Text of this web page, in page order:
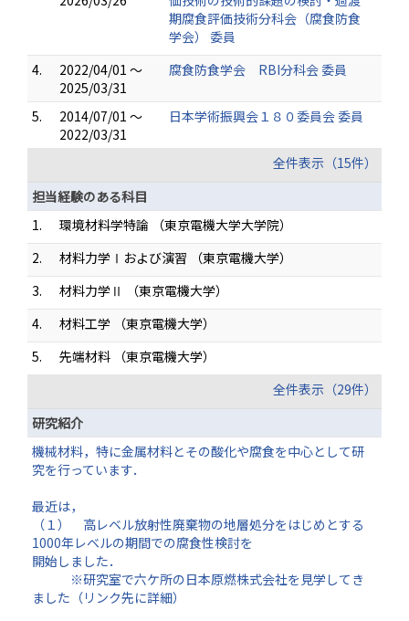
期腐食評価技術分科会（腐食防食
学会） 委員
4.
2022/04/01 ～
2025/03/31
腐食防食学会 RBI分科会 委員
5.
2014/07/01 ～
2022/03/31
日本学術振興会１８０委員会 委員
全件表示（15件）
担当経験のある科目
1.
環境材料学特論 （東京電機大学大学院）
2.
材料力学Ⅰおよび演習 （東京電機大学）
3.
材料力学Ⅱ （東京電機大学）
4.
材料工学 （東京電機大学）
5.
先端材料 （東京電機大学）
全件表示（29件）
研究紹介
機械材料，特に金属材料とその酸化や腐食を中心として研
究を行っています．
最近は，
（１） 高レベル放射性廃棄物の地層処分をはじめとする
1000年レベルの期間での腐食性検討を
開始しました．
※研究室で六ケ所の日本原燃株式会社を見学してき
ました（リンク先に詳細）